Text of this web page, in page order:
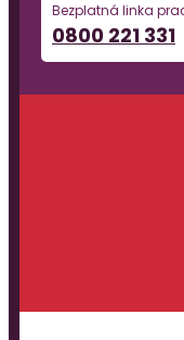
Bezplatná linka
0800 221 331